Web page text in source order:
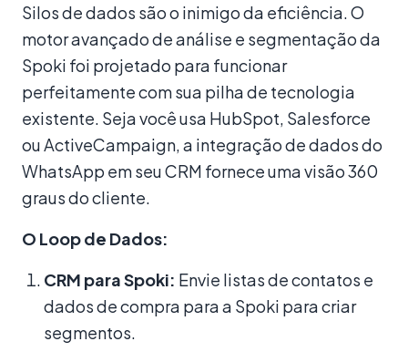
Silos de dados são o inimigo da eficiência. O
motor avançado de análise e segmentação da
Spoki foi projetado para funcionar
perfeitamente com sua pilha de tecnologia
existente. Seja você usa HubSpot, Salesforce
ou ActiveCampaign, a integração de dados do
WhatsApp em seu CRM fornece uma visão 360
graus do cliente.
O Loop de Dados:
CRM para Spoki: Envie listas de contatos e
dados de compra para a Spoki para criar
segmentos.